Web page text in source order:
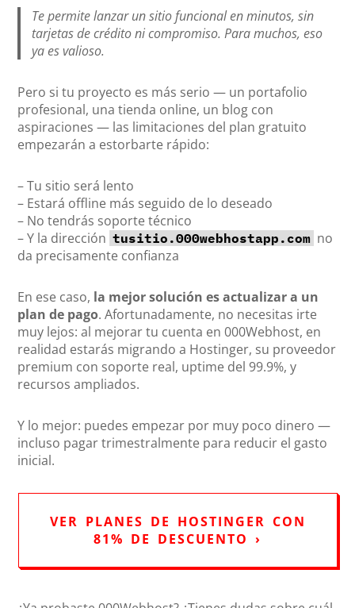
Te permite lanzar un sitio funcional en minutos, sin
tarjetas de crédito ni compromiso. Para muchos, eso
ya es valioso.
Pero si tu proyecto es más serio — un portafolio
profesional, una tienda online, un blog con
aspiraciones — las limitaciones del plan gratuito
empezarán a estorbarte rápido:
– Tu sitio será lento
– Estará offline más seguido de lo deseado
– No tendrás soporte técnico
– Y la dirección tusitio.000webhostapp.com no
da precisamente confianza
En ese caso, la mejor solución es actualizar a un
plan de pago. Afortunadamente, no necesitas irte
muy lejos: al mejorar tu cuenta en 000Webhost, en
realidad estarás migrando a Hostinger, su proveedor
premium con soporte real, uptime del 99.9%, y
recursos ampliados.
Y lo mejor: puedes empezar por muy poco dinero —
incluso pagar trimestralmente para reducir el gasto
inicial.
VER PLANES DE HOSTINGER CON
81% DE DESCUENTO ›